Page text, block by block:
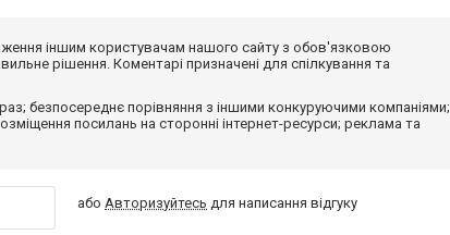
іншим користувачам нашого сайту з обов'язковою
рішення. Коментарі призначені для спілкування та
безпосереднє порівняння з іншими конкуруючими компаніями;
посилань на сторонні інтернет-ресурси; реклама та
абоАвторизуйтесь для написання відгуку